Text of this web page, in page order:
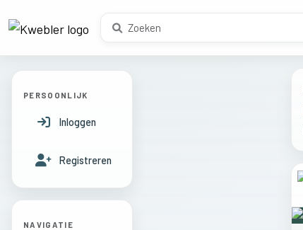
PERSOONLIJK
Inloggen
Registreren
NAVIGATIE